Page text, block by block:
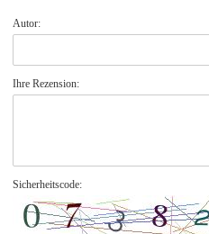
Autor:
Ihre Rezension:
Sicherheitscode: